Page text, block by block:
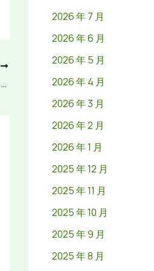
w66利来国际电针仪与医用腿部按摩仪：日常康复中的实用辅助设备
2026 年 7 月
2026 年 6 月
2026 年 5 月
2026 年 4 月
2026 年 3 月
2026 年 2 月
2026 年 1 月
2025 年 12 月
2025 年 11 月
2025 年 10 月
2025 年 9 月
2025 年 8 月